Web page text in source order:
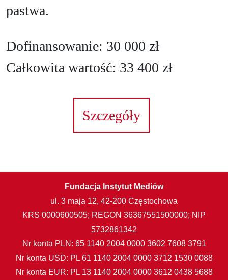
pastwa.
Dofinansowanie: 30 000 zł
Całkowita wartość: 33 400 zł
Szczegóły
Fundacja Instytut Mediów
ul. 3 maja 12, 42-200 Częstochowa
KRS 0000600505; REGON 36367551500000; NIP
5732861342
Nr konta PLN: 65 1140 2004 0000 3602 7608 3791
Nr konta USD: PL 61 1140 2004 0000 3712 1530 0088
Nr konta EUR: PL 13 1140 2004 0000 3612 0438 5688